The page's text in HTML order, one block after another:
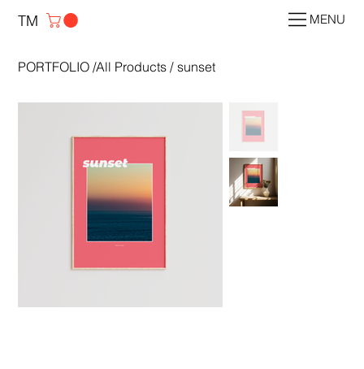
TM MENU
PORTFOLIO /All Products / sunset